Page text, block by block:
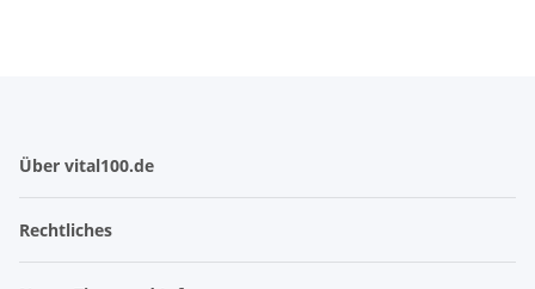
Über vital100.de
Rechtliches